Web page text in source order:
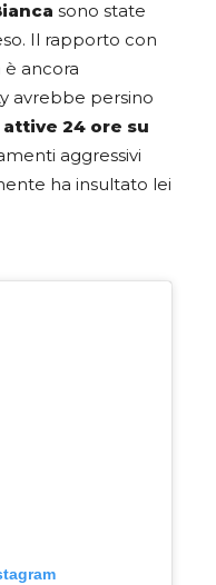
sono state
Il rapporto con
è ancora
avrebbe persino
24 ore su
aggressivi
ha insultato lei